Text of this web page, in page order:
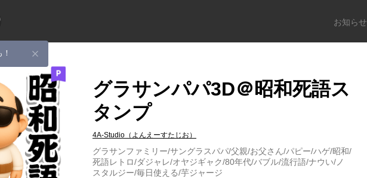
お知らせ
グラサンパパ3D＠昭和死語ス
タンプ
4A-Studio（よんえーすたじお）
グラサンファミリー/サングラスパパ/父親/お父さん/パピー/ハゲ/昭和/
死語レトロ/ダジャレ/オヤジギャク/80年代/バブル/流行語/ナウい/ノ
スタルジー/毎日使える/芋ジャージ